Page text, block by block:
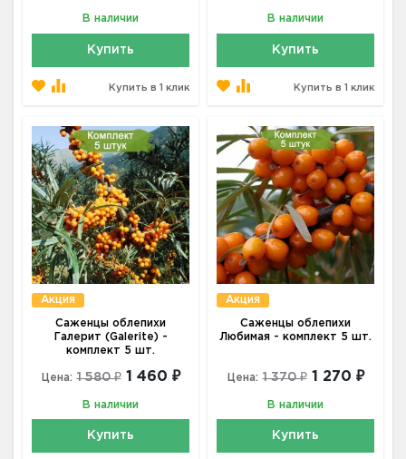
В наличии
Купить
Купить в 1 клик
В наличии
Купить
Купить в 1 клик
Акция
Саженцы облепихи
Галерит (Galerite) -
комплект 5 шт.
Цена: 1 580 ₽ 1 460 ₽
В наличии
Купить
Акция
Саженцы облепихи
Любимая - комплект 5 шт.
Цена: 1 370 ₽ 1 270 ₽
В наличии
Купить